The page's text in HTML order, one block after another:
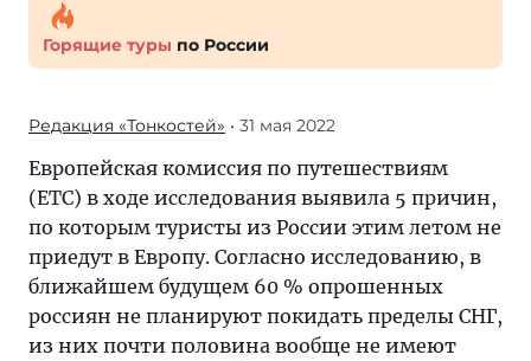
Горящие туры по России
Редакция «Тонкостей» • 31 мая 2022
Европейская комиссия по путешествиям
(ЕТС) в ходе исследования выявила 5 причин,
по которым туристы из России этим летом не
приедут в Европу. Согласно исследованию, в
ближайшем будущем 60 % опрошенных
россиян не планируют покидать пределы СНГ,
из них почти половина вообще не имеют